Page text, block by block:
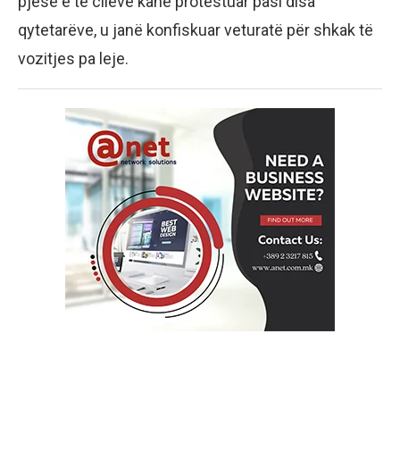
qytetarëve, u janë konfiskuar veturatë për shkak të
vozitjes pa leje.